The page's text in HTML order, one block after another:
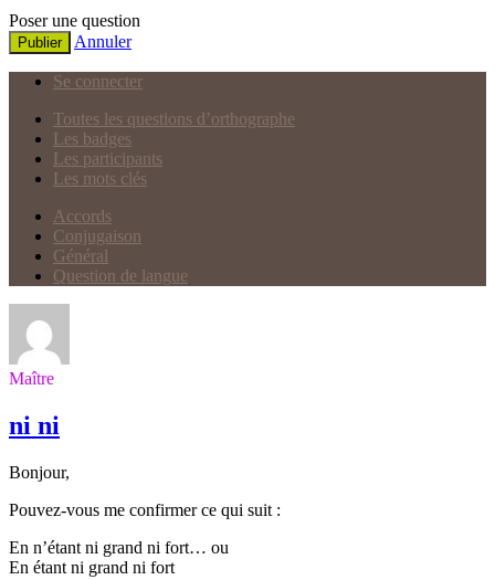
Poser une question
Publier Annuler
Se connecter
Toutes les questions d’orthographe
Les badges
Les participants
Les mots clés
Accords
Conjugaison
Général
Question de langue
Maître
ni ni
Bonjour,
Pouvez-vous me confirmer ce qui suit :
En n’étant ni grand ni fort… ou
En étant ni grand ni fort